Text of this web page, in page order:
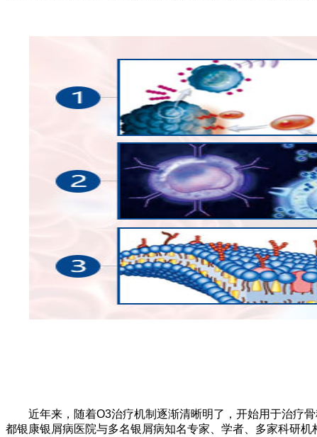
近年来，随着O3治疗机制逐渐清晰明了，开始用于治疗骨
都银康银屑病医院与多名银屑病知名专家、学者、多家科研